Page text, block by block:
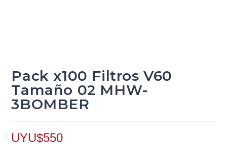
Pack x100 Filtros V60
Tamaño 02 MHW-
3BOMBER
UYU$550